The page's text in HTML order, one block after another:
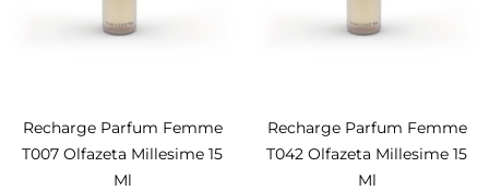
Recharge Parfum Femme
T007 Olfazeta Millesime 15
Ml
Recharge Parfum Femme
T042 Olfazeta Millesime 15
Ml